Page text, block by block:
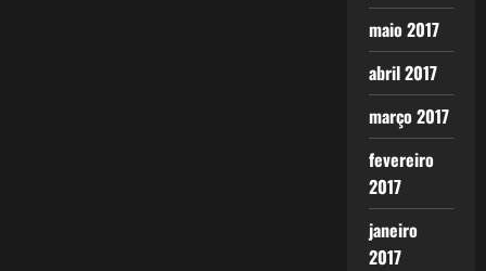
maio 2017
abril 2017
março 2017
fevereiro
2017
janeiro
2017